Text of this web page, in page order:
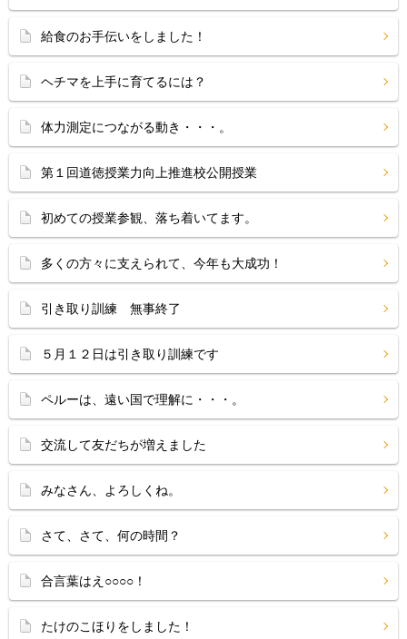
給食のお手伝いをしました！
ヘチマを上手に育てるには？
体力測定につながる動き・・・。
第１回道徳授業力向上推進校公開授業
初めての授業参観、落ち着いてます。
多くの方々に支えられて、今年も大成功！
引き取り訓練 無事終了
５月１２日は引き取り訓練です
ペルーは、遠い国で理解に・・・。
交流して友だちが増えました
みなさん、よろしくね。
さて、さて、何の時間？
合言葉はえ○○○○！
たけのこほりをしました！